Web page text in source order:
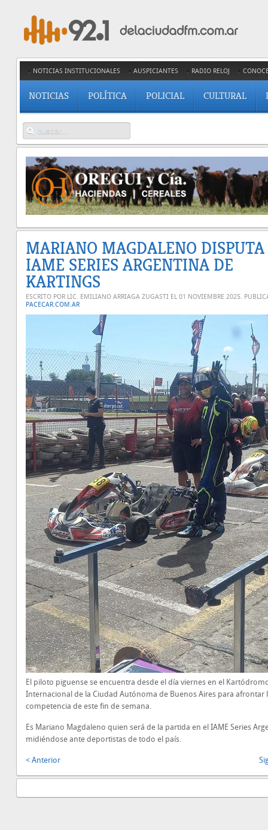
NOTICIAS INSTITUCIONALES AUSPICIANTES RADIO RELOJ
NOTICIAS POLÍTICA POLICIAL CULTURAL
MARIANO MAGDALENO
IAME SERIES ARGENTINA DE
KARTINGS
ESCRITO POR LIC. EMILIANO ARRIAGA ZUGASTI EL 01 NOVIEMBRE 2025.
PACECAR.COM.AR
El piloto piguense se encuentra desde el día viernes en el
Internacional de la Ciudad Autónoma de Buenos Aires para afrontar
competencia de este fin de semana.
Es Mariano Magdaleno quien será de la partida en el IAME Series
midiéndose ante deportistas de todo el país.
< Anterior